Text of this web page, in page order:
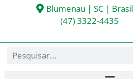
Blumenau | SC | Brasil
(47) 3322-4435